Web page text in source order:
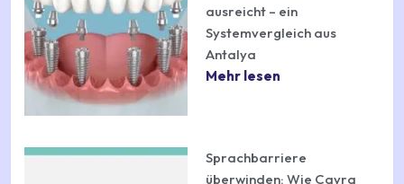
ausreicht – ein
Systemvergleich aus
Antalya
Mehr lesen
Sprachbarriere
überwinden: Wie Cayra